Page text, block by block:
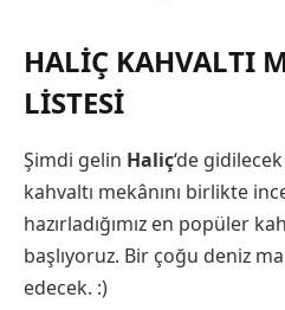
HALIÇ KAHVALTI
LISTESI
Şimdi gelin Haliç‘de
kahvaltı mekânını birlikte
hazırladığımız en popüler
başlıyoruz. Bir çoğu deniz
edecek. :)